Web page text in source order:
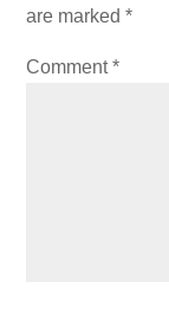
are marked*
Comment*